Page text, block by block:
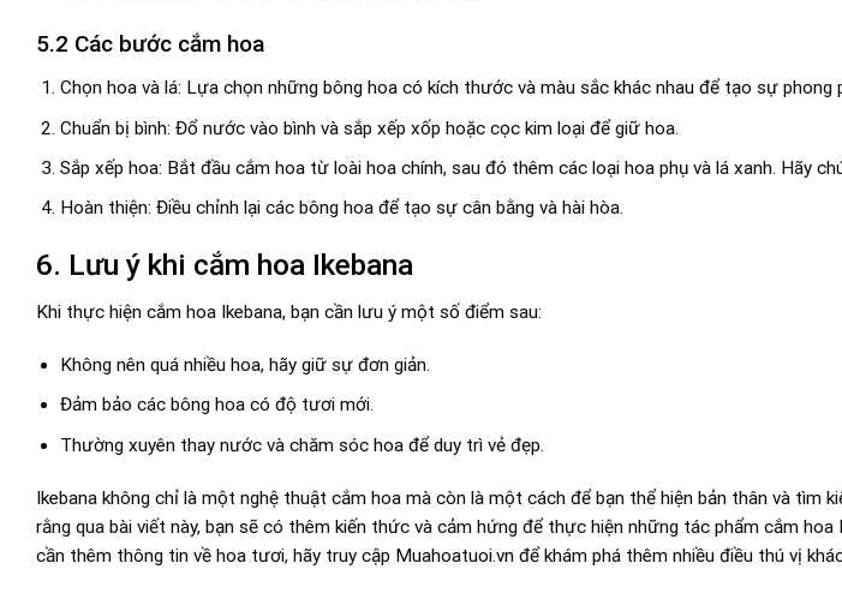
5.2 Các bước cắm hoa
Chọn hoa và lá: Lựa chọn những bông hoa có kích thước và màu sắc khác nhau để tạo sự phong
Chuẩn bị bình: Đổ nước vào bình và sắp xếp xốp hoặc cọc kim loại để giữ hoa.
Sắp xếp hoa: Bắt đầu cắm hoa từ loài hoa chính, sau đó thêm các loại hoa phụ và lá xanh. Hãy
Hoàn thiện: Điều chỉnh lại các bông hoa để tạo sự cân bằng và hài hòa.
6. Lưu ý khi cắm hoa Ikebana
Khi thực hiện cắm hoa Ikebana, bạn cần lưu ý một số điểm sau:
Không nên quá nhiều hoa, hãy giữ sự đơn giản.
Đảm bảo các bông hoa có độ tươi mới.
Thường xuyên thay nước và chăm sóc hoa để duy trì vẻ đẹp.
Ikebana không chỉ là một nghệ thuật cắm hoa mà còn là một cách để bạn thể hiện bản thân và tìm
rằng qua bài viết này, bạn sẽ có thêm kiến thức và cảm hứng để thực hiện những tác phẩm cắm hoa
cần thêm thông tin về hoa tươi, hãy truy cập Muahoatuoi.vn để khám phá thêm nhiều điều thú vị